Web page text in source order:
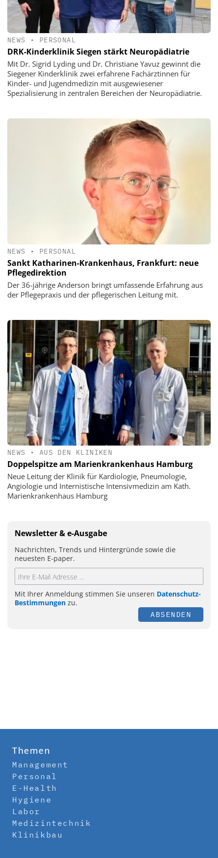
NEWS • PERSONAL
DRK-Kinderklinik Siegen stärkt Neuropädiatrie
Mit Dr. Sigrid Lyding und Dr. Christiane Yavuz gewinnt die
Siegener Kinderklinik zwei erfahrene Fachärztinnen für
Kinder- und Jugendmedizin mit ausgewiesener
Spezialisierung in zentralen Bereichen der Neuropädiatrie.
NEWS • PERSONAL
Sankt Katharinen-Krankenhaus, Frankfurt: neue
Pflegedirektion
Der 36-jährige Anderson bringt umfassende Erfahrung aus
der Pflegepraxis und der pflegerischen Leitung mit.
NEWS • AUS DEN KLINIKEN
Doppelspitze am Marienkrankenhaus Hamburg
Neue Leitung der Klinik für Kardiologie, Pneumologie,
Angiologie und Internistische Intensivmedizin am Kath.
Marienkrankenhaus Hamburg
Newsletter & e-Ausgabe
Nachrichten, Trends und Hintergründe sowie die
neuesten E-paper.
Mit Ihrer Anmeldung stimmen Sie unseren Datenschutz-
Bestimmungen zu.
ABSENDEN
Themen
Management
Personal
E-Health
Hygiene
Labor
Medizintechnik
Klinikbau